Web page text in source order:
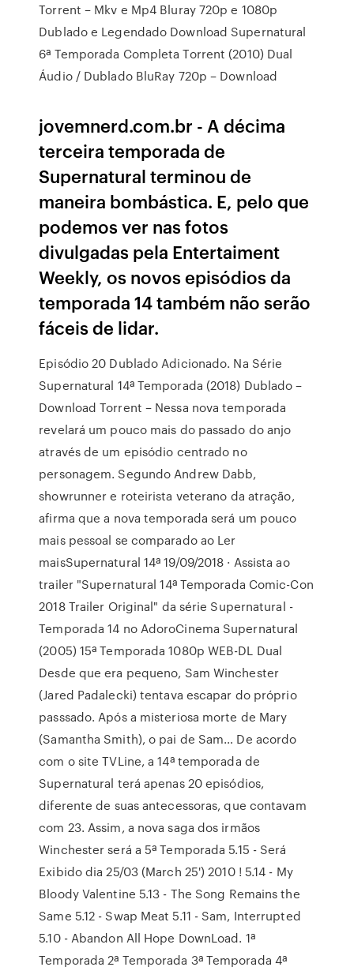
Torrent – Mkv e Mp4 Bluray 720p e 1080p
Dublado e Legendado Download Supernatural
6ª Temporada Completa Torrent (2010) Dual
Áudio / Dublado BluRay 720p – Download
jovemnerd.com.br - A décima
terceira temporada de
Supernatural terminou de
maneira bombástica. E, pelo que
podemos ver nas fotos
divulgadas pela Entertaiment
Weekly, os novos episódios da
temporada 14 também não serão
fáceis de lidar.
Episódio 20 Dublado Adicionado. Na Série
Supernatural 14ª Temporada (2018) Dublado –
Download Torrent – Nessa nova temporada
revelará um pouco mais do passado do anjo
através de um episódio centrado no
personagem. Segundo Andrew Dabb,
showrunner e roteirista veterano da atração,
afirma que a nova temporada será um pouco
mais pessoal se comparado ao Ler
maisSupernatural 14ª 19/09/2018 · Assista ao
trailer "Supernatural 14ª Temporada Comic-Con
2018 Trailer Original" da série Supernatural -
Temporada 14 no AdoroCinema Supernatural
(2005) 15ª Temporada 1080p WEB-DL Dual
Desde que era pequeno, Sam Winchester
(Jared Padalecki) tentava escapar do próprio
passsado. Após a misteriosa morte de Mary
(Samantha Smith), o pai de Sam… De acordo
com o site TVLine, a 14ª temporada de
Supernatural terá apenas 20 episódios,
diferente de suas antecessoras, que contavam
com 23. Assim, a nova saga dos irmãos
Winchester será a 5ª Temporada 5.15 - Será
Exibido dia 25/03 (March 25') 2010 ! 5.14 - My
Bloody Valentine 5.13 - The Song Remains the
Same 5.12 - Swap Meat 5.11 - Sam, Interrupted
5.10 - Abandon All Hope DownLoad. 1ª
Temporada 2ª Temporada 3ª Temporada 4ª